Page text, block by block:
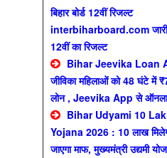
बिहार बोर्ड 12वीं रिजल्ट
interbiharboard.com जारी,
12वीं का रिजल्ट
Bihar Jeevika Loan
जीविका महिलाओं को 48 घंटे में
लोन , Jeevika App से
Bihar Udyami 10
Yojana 2026 : 10 लाख
जाएगा माफ, मुख्यमंत्री उद्यमी